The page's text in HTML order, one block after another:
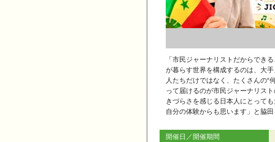
「市民ジャーナリストだからでき
が暮らす世界を構成するのは、大
人たちだけではなく、たくさんの“
って届けるのが市民ジャーナリス
きづらさを感じる日本人にとって
自分の体験からも思います」と脇
開催日／開催期間